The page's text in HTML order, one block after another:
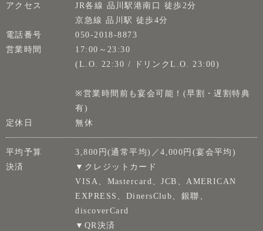
アクセス
JR各線 品川駅港南口 徒歩2分
京急線 品川駅 徒歩4分
電話番号
050-2018-8873
営業時間
17:00～23:30
(L.O. 22:30 / ドリンクL.O. 23:00)
※営業時間前も宴会可能！(早割・遅割特典
有)
定休日
無休
平均予算
3,800円(通常平均)／4,000円(宴会平均)
決済
▼クレジットカード
VISA、Mastercard、JCB、AMERICAN
EXPRESS、DinersClub、銀聯、
discoverCard
▼QR決済